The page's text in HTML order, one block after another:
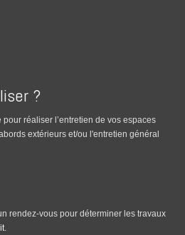
?
réaliser l’entretien de vos espaces
extérieurs et/ou l'entretien général
rendez-vous pour déterminer les travaux
.